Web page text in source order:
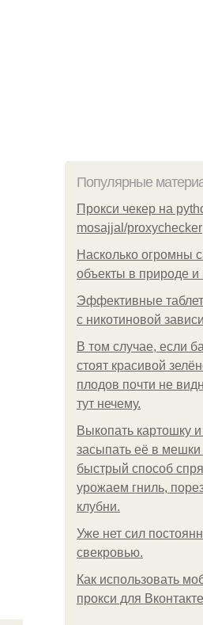
Популярные
Прокси чекер на
mosajjal/proxychecker
Насколько огромны
объекты в природе и
Эффективные
с никотиновой
В том случае, если
стоят красивой
плодов почти не
тут нечему.
Выкопать картошку и
засыпать её в
быстрый способ
урожаем гниль,
клубни.
Уже нет сил
свекровью.
Как использовать
прокси для Вконтакте